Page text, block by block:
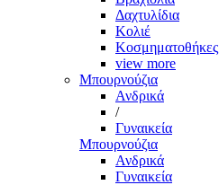
Δαχτυλίδια
Κολιέ
Κοσμηματοθήκες
view more
Μπουρνούζια
Ανδρικά
/
Γυναικεία
Μπουρνούζια
Ανδρικά
Γυναικεία